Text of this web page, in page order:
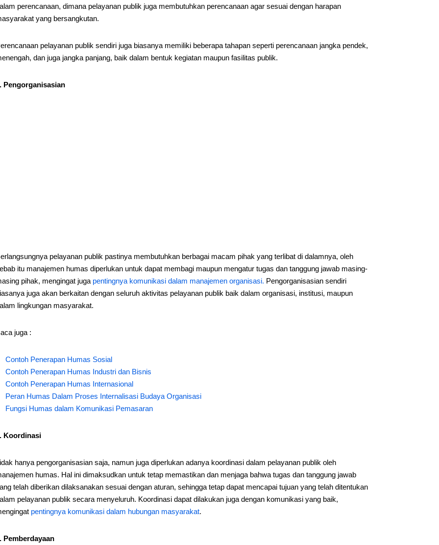
perencanaan, dimana pelayanan publik juga membutuhkan perencanaan agar sesuai dengan harapan
yang bersangkutan.
pelayanan publik sendiri juga biasanya memiliki beberapa tahapan seperti perencanaan jangka pendek,
dan juga jangka panjang, baik dalam bentuk kegiatan maupun fasilitas publik.
Pengorganisasian
pelayanan publik pastinya membutuhkan berbagai macam pihak yang terlibat di dalamnya, oleh
itu manajemen humas diperlukan untuk dapat membagi maupun mengatur tugas dan tanggung jawab masing-
pihak, mengingat juga pentingnya komunikasi dalam manajemen organisasi. Pengorganisasian sendiri
juga akan berkaitan dengan seluruh aktivitas pelayanan publik baik dalam organisasi, institusi, maupun
lingkungan masyarakat.
juga :
Contoh Penerapan Humas Sosial
Contoh Penerapan Humas Industri dan Bisnis
Contoh Penerapan Humas Internasional
Peran Humas Dalam Proses Internalisasi Budaya Organisasi
Fungsi Humas dalam Komunikasi Pemasaran
Koordinasi
hanya pengorganisasian saja, namun juga diperlukan adanya koordinasi dalam pelayanan publik oleh
humas. Hal ini dimaksudkan untuk tetap memastikan dan menjaga bahwa tugas dan tanggung jawab
telah diberikan dilaksanakan sesuai dengan aturan, sehingga tetap dapat mencapai tujuan yang telah ditentukan
pelayanan publik secara menyeluruh. Koordinasi dapat dilakukan juga dengan komunikasi yang baik,
pentingnya komunikasi dalam hubungan masyarakat.
Pemberdayaan